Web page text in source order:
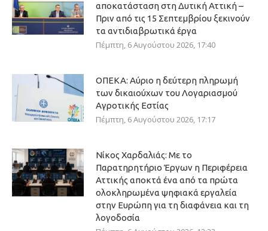
αποκατάσταση στη Δυτική Αττική –
Πριν από τις 15 Σεπτεμβρίου ξεκινούν
τα αντιδιαβρωτικά έργα
Πέμπτη, 6 Αυγούστου 2026, 17:40
ΟΠΕΚΑ: Αύριο η δεύτερη πληρωμή
των δικαιούχων του Λογαριασμού
Αγροτικής Εστίας
Πέμπτη, 6 Αυγούστου 2026, 17:17
Νίκος Χαρδαλιάς: Με το
Παρατηρητήριο Έργων η Περιφέρεια
Αττικής αποκτά ένα από τα πρώτα
ολοκληρωμένα ψηφιακά εργαλεία
στην Ευρώπη για τη διαφάνεια και τη
λογοδοσία